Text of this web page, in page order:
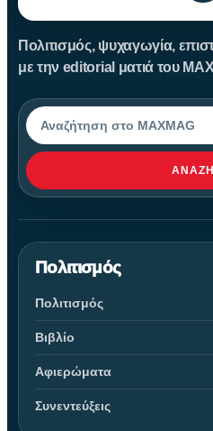
Πολιτισμός, ψυχαγωγία,
με την editorial ματιά του
Αναζήτηση
Πολιτισμός
Πολιτισμός
Βιβλίο
Αφιερώματα
Συνεντεύξεις